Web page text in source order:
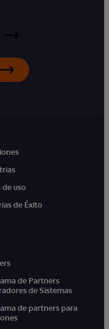
de uso
de Éxito
de Partners
de Sistemas
de partners para